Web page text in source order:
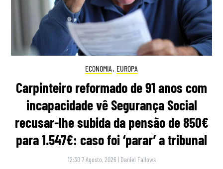
ECONOMIA , EUROPA
Carpinteiro reformado de 91 anos com
incapacidade vê Segurança Social
recusar-lhe subida da pensão de 850€
para 1.547€: caso foi ‘parar’ a tribunal
12:30 7 Agosto, 2026 | Daniel Fallows